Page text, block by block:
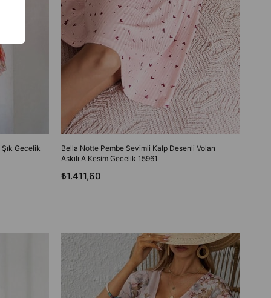
Şık Gecelik
Bella Notte Pembe Sevimli Kalp Desenli Volan
Askılı A Kesim Gecelik 15961
₺1.411,60